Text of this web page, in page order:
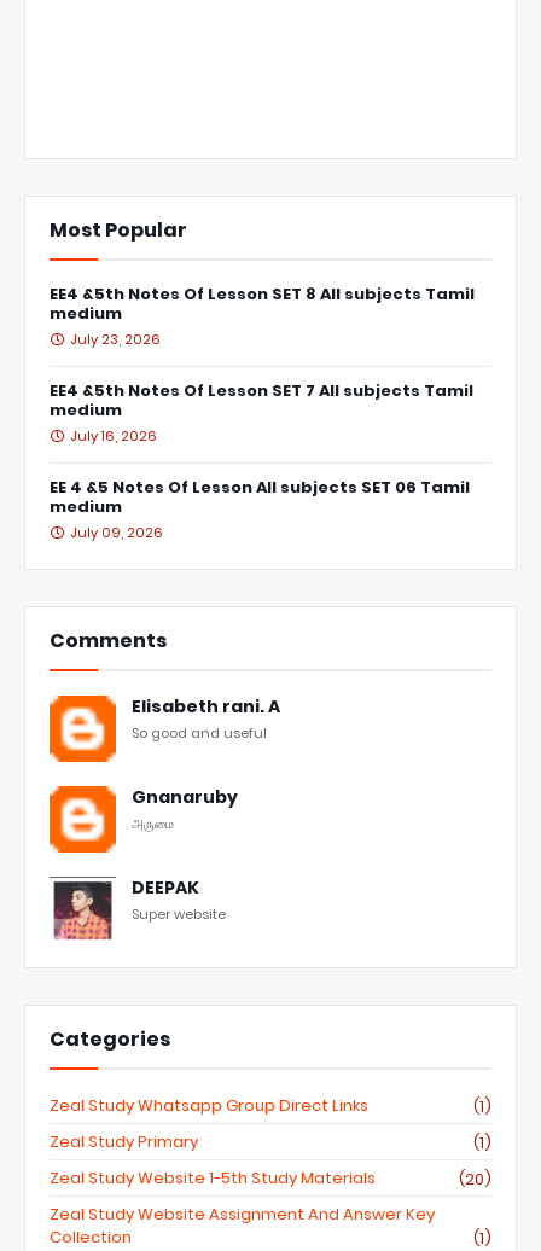
Most Popular
EE4 &5th Notes Of Lesson SET 8 All subjects Tamil
medium
July 23, 2026
EE4 &5th Notes Of Lesson SET 7 All subjects Tamil
medium
July 16, 2026
EE 4 &5 Notes Of Lesson All subjects SET 06 Tamil
medium
July 09, 2026
Comments
Elisabeth rani. A
So good and useful
Gnanaruby
அருமை
DEEPAK
Super website
Categories
Zeal Study Whatsapp Group Direct Links
(1)
Zeal Study Primary
(1)
Zeal Study Website 1-5th Study Materials
(20)
Zeal Study Website Assignment And Answer Key
Collection
(1)